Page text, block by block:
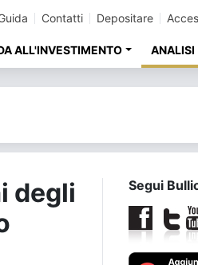
Contatti Depositare
ALL'INVESTIMENTO ANALISI
degli
Segui